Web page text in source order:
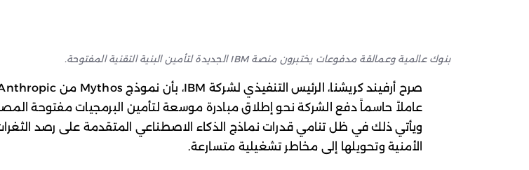
بنوك عالمية وعمالقة مدفوعات يختبرون منصة IBM الجديدة لتأمين البنية التقنية المفتوحة.
عاملاً حاسماً دفع الشركة نحو إطلاق مبادرة موسعة لتأمين البرمجيات مفتوحة
ويأتي ذلك في ظل تنامي قدرات نماذج الذكاء الاصطناعي المتقدمة على رصد
الأمنية وتحويلها إلى مخاطر تشغيلية متسارعة.